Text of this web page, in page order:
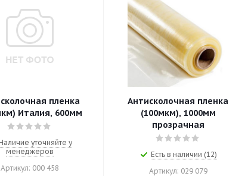
пленка
Италия, 600мм
уточняйте у
менеджеров
Артикул: 000 458
Антисколочная пленка
(100мкм), 1000мм
прозрачная
Есть в наличии (12)
Артикул: 029 079